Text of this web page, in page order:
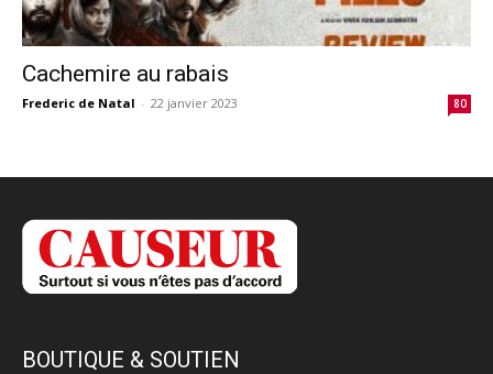
Cachemire au rabais
Frederic de Natal - 22 janvier 2023 80
BOUTIQUE & SOUTIEN